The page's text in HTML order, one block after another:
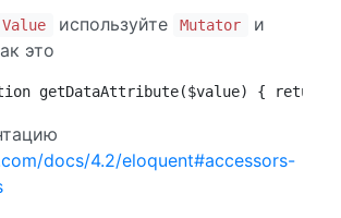
Value используйте Mutator и
это
getDataAttribute($value) { return
docs/4.2/eloquent#accessors-